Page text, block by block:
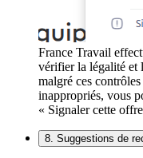
France Travail
vérifier la légalité et
malgré ces
inappropriés, vous
« Signaler cette
8. Suggestions de